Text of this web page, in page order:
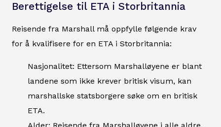
Berettigelse til ETA i Storbritannia
Reisende fra Marshall må oppfylle følgende krav
for å kvalifisere for en ETA i Storbritannia:
Nasjonalitet: Ettersom Marshalløyene er blant
landene som ikke krever britisk visum, kan
marshallske statsborgere søke om en britisk
ETA.